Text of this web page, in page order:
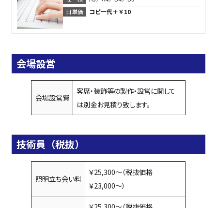
日単価
コピー代＋￥10
会場設営
会場設営費
客席・装飾等の製作・設営に関して
は別金お見積り致します。
技術員（税抜）
照明立ち会い料
￥25,300〜（税抜価格
￥23,000〜）